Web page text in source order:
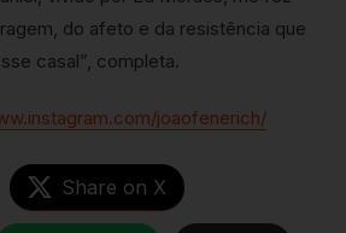
do afeto e da resistência que
casal”, completa.
joaofenerich/
Share on X